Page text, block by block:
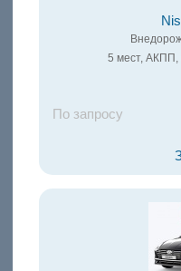
5 мест, АКПП,
По запросу